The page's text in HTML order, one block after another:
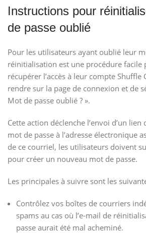
Instructions pour
de passe oublié
Pour les utilisateurs ayant oublié leur
réinitialisation est une procédure facile
récupérer l’accès à leur compte Shuffle
rendre sur la page de connexion et de
Mot de passe oublié ? ».
Cette action déclenche l’envoi d’un
mot de passe à l’adresse électronique
de ce courriel, les utilisateurs doivent
pour créer un nouveau mot de passe.
Les principales à suivre sont les
Contrôlez vos boîtes de courriers
spams au cas où l’e-mail de
passe aurait été mal acheminé.